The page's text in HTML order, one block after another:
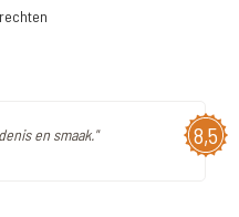
8,5
en smaak."